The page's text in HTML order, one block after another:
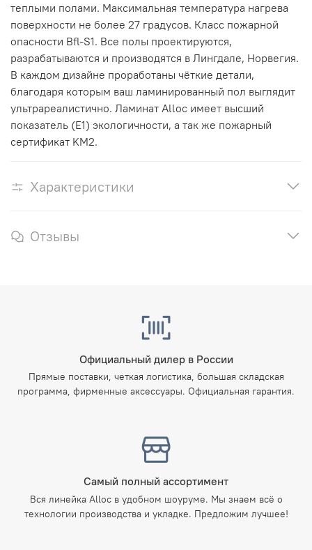
теплыми полами. Максимальная температура нагрева
поверхности не более 27 градусов. Класс пожарной
опасности Bfl-S1. Все полы проектируются,
разрабатываются и производятся в Лингдале, Норвегия.
В каждом дизайне проработаны чёткие детали,
благодаря которым ваш ламинированный пол выглядит
ультрареалистично. Ламинат Alloc имеет высший
показатель (E1) экологичности, а так же пожарный
сертификат KM2.
Характеристики
Отзывы
Официальный дилер в России
Прямые поставки, четкая логистика, большая складская
программа, фирменные аксессуары. Официальная гарантия.
Самый полный ассортимент
Вся линейка Alloc в удобном шоуруме. Мы знаем всё о
технологии производства и укладке. Предложим лучшее!